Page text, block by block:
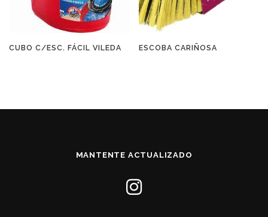
CUBO C/ESC. FÁCIL VILEDA ESCOBA CARIÑOSA
MANTENTE ACTUALIZADO